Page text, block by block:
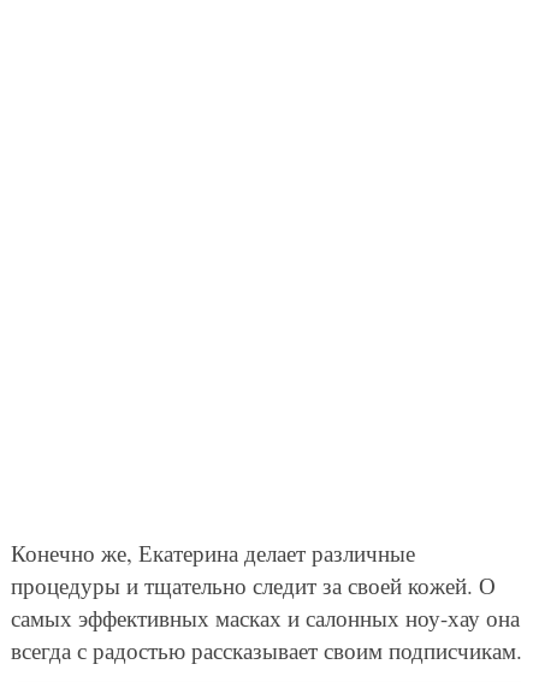
Конечно же, Екатерина делает различные
процедуры и тщательно следит за своей кожей. О
самых эффективных масках и салонных ноу-хау она
всегда с радостью рассказывает своим подписчикам.